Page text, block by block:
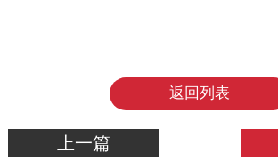
返回列表
上一篇